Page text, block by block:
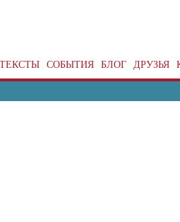
ТЕКСТЫ СОБЫТИЯ БЛОГ ДРУЗЬЯ